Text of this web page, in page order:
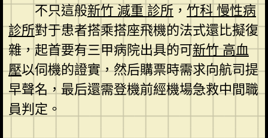
不只這般新竹 減重 診所，竹科 慢性病
診所對于患者搭乘搭座飛機的法式還比擬復
雜，起首要有三甲病院出具的可新竹 高血
壓以伺機的證實，然后購票時需求向航司提
早聲名，最后還需登機前經機場急救中間職
員判定。